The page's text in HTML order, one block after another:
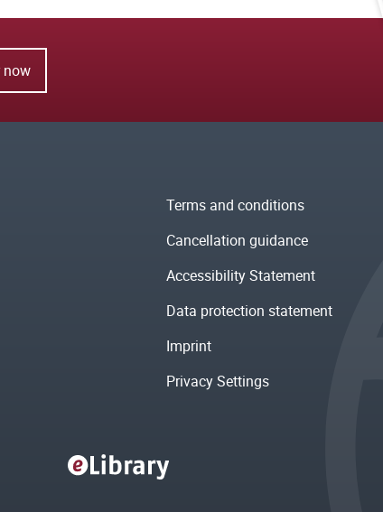
now
Terms and conditions
Cancellation guidance
Accessibility Statement
Data protection statement
Imprint
Privacy Settings